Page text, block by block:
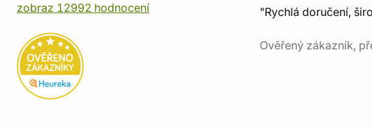
zobraz 12992 hodnocení
"Rychlá doručení,
Ověřený zákazník,